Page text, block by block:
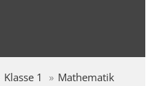
Klasse 1
Mathematik